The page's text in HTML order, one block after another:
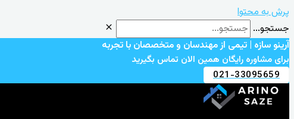
پرش به محتوا
جستجو...
آرینو سازه | تیمی از مهندسان و متخصصان با تجربه
برای مشاوره رایگان همین الان تماس بگیرید
021-33095659